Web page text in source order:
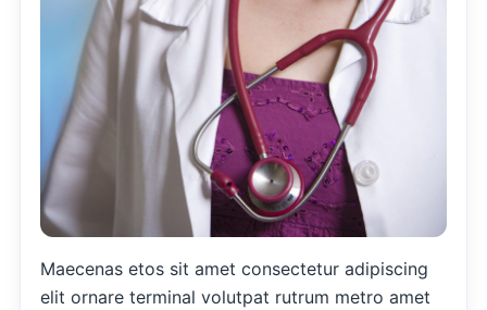
Maecenas etos sit amet consectetur adipiscing
elit ornare terminal volutpat rutrum metro amet